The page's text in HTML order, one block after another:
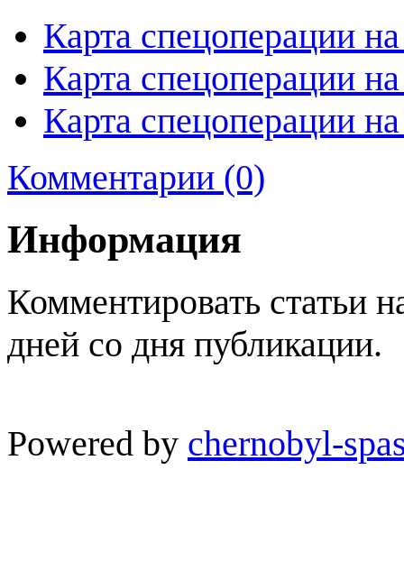
Карта спецоперации
Карта спецоперации
Карта спецоперации
Комментарии (0)
Информация
Комментировать статьи
дней со дня публикации.
Powered by chernobyl-